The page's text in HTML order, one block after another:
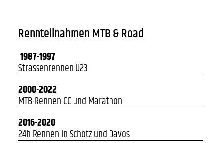
Rennteilnahmen MTB & Road
1987-1997
Strassenrennen U23
2000-2022
MTB-Rennen CC und Marathon
2016-2020
24h Rennen in Schötz und Davos